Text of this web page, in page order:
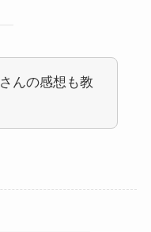
んの感想も教